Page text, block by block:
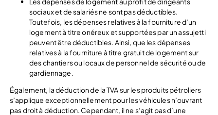
sociaux et de salariés ne sont pas déductibles.
Toutefois, les dépenses relatives à la fourniture d’un
logement à titre onéreux et supportées par un assujetti
peuvent être déductibles. Ainsi, que les dépenses
relatives à la fourniture à titre gratuit de logement sur
des chantiers ou locaux de personnel de sécurité ou de
gardiennage.
Également, la déduction de la TVA sur les produits pétroliers
s’applique exceptionnellement pour les véhicules n’ouvrant
pas droit à déduction. Cependant, il ne s’agit pas d’une